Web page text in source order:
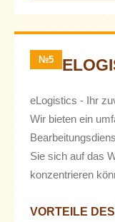
№5
eLogistics - Ihr
Wir bieten ein
Sie sich auf das
konzentrieren
VORTEILE